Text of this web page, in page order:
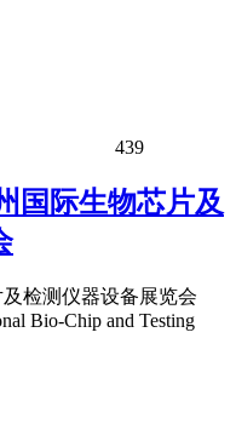
439
国际生物芯片及
检测仪器设备展览会
Bio-Chip and Testing